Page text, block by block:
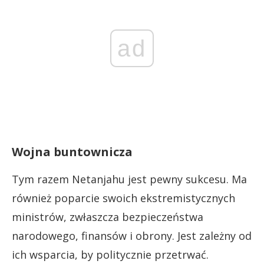
ad
Wojna buntownicza
Tym razem Netanjahu jest pewny sukcesu. Ma
również poparcie swoich ekstremistycznych
ministrów, zwłaszcza bezpieczeństwa
narodowego, finansów i obrony. Jest zależny od
ich wsparcia, by politycznie przetrwać.